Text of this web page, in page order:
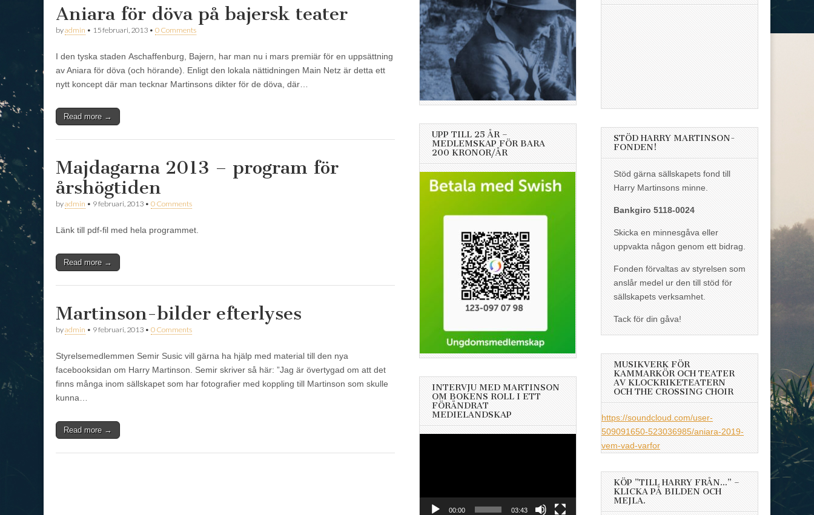
Aniara för döva på bajersk teater
byadmin • 15 februari, 2013 • 0 Comments
I den tyska staden Aschaffenburg, Bajern, har man nu i mars premiär för en uppsättning
av Aniara för döva (och hörande). Enligt den lokala nättidningen Main Netz är detta ett
nytt koncept där man tecknar Martinsons dikter för de döva, där…
Read more →
Majdagarna 2013 – program för
årshögtiden
byadmin • 9 februari, 2013 • 0 Comments
Länk till pdf-fil med hela programmet.
Read more →
Martinson-bilder efterlyses
byadmin • 9 februari, 2013 • 0 Comments
Styrelsemedlemmen Semir Susic vill gärna ha hjälp med material till den nya
facebooksidan om Harry Martinson. Semir skriver så här: ”Jag är övertygad om att det
finns många inom sällskapet som har fotografier med koppling till Martinson som skulle
kunna…
Read more →
UPP TILL 25 ÅR –
MEDLEMSKAP FÖR BARA
200 KRONOR/ÅR
INTERVJU MED MARTINSON
OM BOKENS ROLL I ETT
FÖRÄNDRAT
MEDIELANDSKAP
00:00 03:43
STÖD HARRY MARTINSON-
FONDEN!
Stöd gärna sällskapets fond till
Harry Martinsons minne.
Bankgiro 5118-0024
Skicka en minnesgåva eller
uppvakta någon genom ett bidrag.
Fonden förvaltas av styrelsen som
anslår medel ur den till stöd för
sällskapets verksamhet.
Tack för din gåva!
MUSIKVERK FÖR
KAMMARKÖR OCH TEATER
AV KLOCKRIKETEATERN
OCH THE CROSSING CHOIR
https://soundcloud.com/user-
509091650-523036985/aniara-2019-
vem-vad-varfor
KÖP ”TILL HARRY FRÅN…” –
KLICKA PÅ BILDEN OCH
MEJLA.